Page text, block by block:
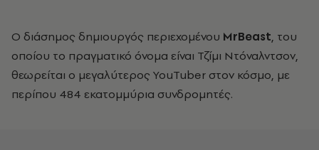
Ο διάσημος δημιουργός περιεχομένου MrBeast, του
οποίου το πραγματικό όνομα είναι Τζίμι Ντόναλντσον,
θεωρείται ο μεγαλύτερος YouTuber στον κόσμο, με
περίπου 484 εκατομμύρια συνδρομητές.